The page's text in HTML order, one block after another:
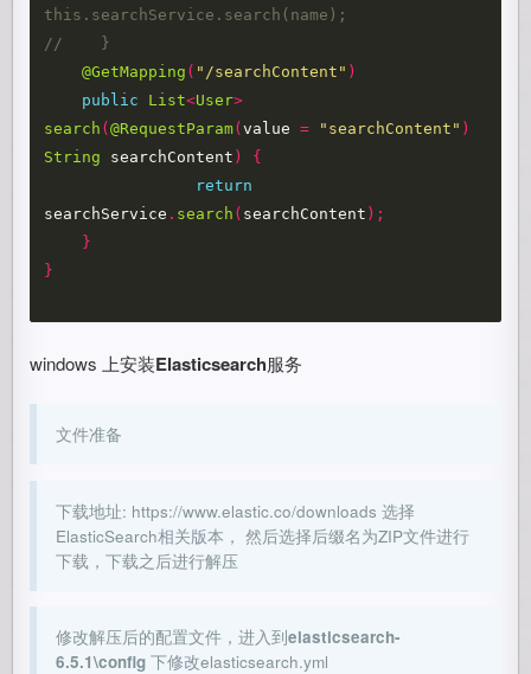
this.searchService.search(name);
//    }
@GetMapping ( "/searchContent" )
public
List<User>
search (@RequestParam(value = "searchContent" )
String
searchContent )
{
return
searchService . search ( searchContent );
}
}
windows 上安装Elasticsearch服务
文件准备
下载地址: https://www.elastic.co/downloads 选择
ElasticSearch相关版本， 然后选择后缀名为ZIP文件进行
下载，下载之后进行解压
修改解压后的配置文件，进入到elasticsearch-
6.5.1\config 下修改elasticsearch.yml